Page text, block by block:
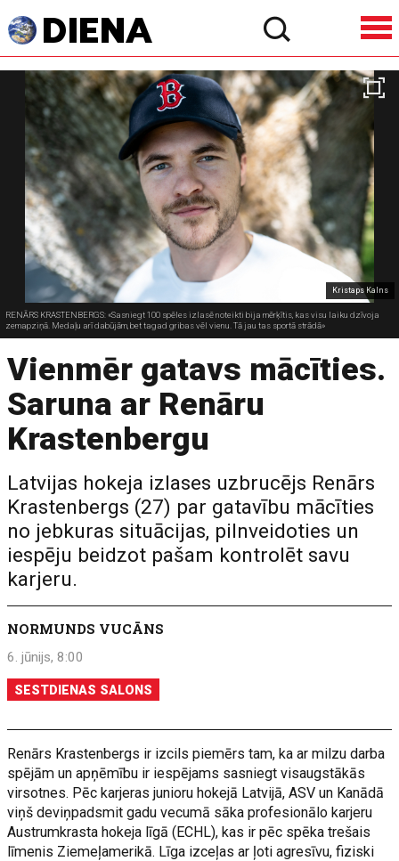
Kristaps Kalns
RENĀRS KRASTENBERGS: «Sasniegt 100 spēles izlasē noteikti bija mērķītis, kas visu laiku dzīvoja
zemapziņā. Medaļu arī dabūjām, bet tagad gribas vēl vienu. Tā jau tas sportā strādā»
Vienmēr gatavs mācīties.
Saruna ar Renāru
Krastenbergu
Latvijas hokeja izlases uzbrucējs Renārs
Krastenbergs (27) par gatavību mācīties
no jebkuras situācijas, pilnveidoties un
iespēju beidzot pašam kontrolēt savu
karjeru.
NORMUNDS VUCĀNS
6. jūnijs, 8:00
SESTDIENAS SALONS
Renārs Krastenbergs ir izcils piemērs tam, ka ar milzu darba
spējām un apņēmību ir iespējams sasniegt visaugstākās
virsotnes. Pēc karjeras junioru hokejā Latvijā, ASV un Kanādā
viņš deviņpadsmit gadu vecumā sāka profesionālo karjeru
Austrumkrasta hokeja līgā (ECHL), kas ir pēc spēka trešais
līmenis Ziemeļamerikā. Līga izceļas ar ļoti agresīvu, fiziski